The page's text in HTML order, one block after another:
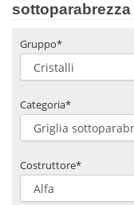
sottoparabrezza
Gruppo*
Categoria*
Costruttore*